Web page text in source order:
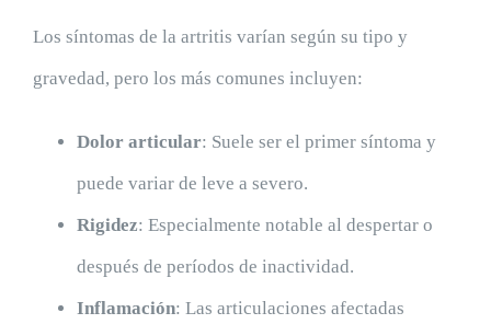
Los síntomas de la artritis varían según su tipo y
gravedad, pero los más comunes incluyen:
Dolor articular: Suele ser el primer síntoma y
puede variar de leve a severo.
Rigidez: Especialmente notable al despertar o
después de períodos de inactividad.
Inflamación: Las articulaciones afectadas